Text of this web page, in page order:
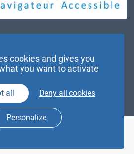
|Politique de confidentialité
cookies and gives you
you want to activate
all Deny all cookies
Personalize